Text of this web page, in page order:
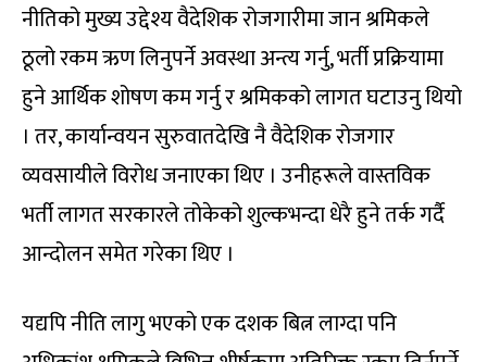
नीतिको मुख्य उद्देश्य वैदेशिक रोजगारीमा जान श्रमिकले
ठूलो रकम ऋण लिनुपर्ने अवस्था अन्त्य गर्नु, भर्ती प्रक्रियामा
हुने आर्थिक शोषण कम गर्नु र श्रमिकको लागत घटाउनु थियो
। तर, कार्यान्वयन सुरुवातदेखि नै वैदेशिक रोजगार
व्यवसायीले विरोध जनाएका थिए । उनीहरूले वास्तविक
भर्ती लागत सरकारले तोकेको शुल्कभन्दा धेरै हुने तर्क गर्दै
आन्दोलन समेत गरेका थिए ।
यद्यपि नीति लागु भएको एक दशक बित्न लाग्दा पनि